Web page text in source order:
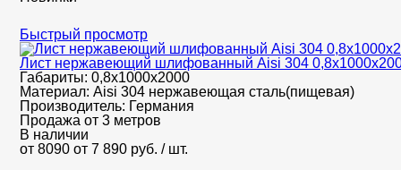
Быстрый просмотр
Лист нержавеющий шлифованный Aisi 304
Габариты: 0,8х1000х2000
Материал: Aisi 304 нержавеющая сталь(пищевая)
Производитель: Германия
Продажа от 3 метров
В наличии
от 8090 от 7 890 руб. / шт.